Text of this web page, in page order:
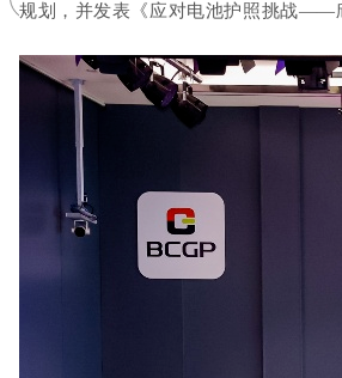
规划，并发表《应对电池护照挑战——